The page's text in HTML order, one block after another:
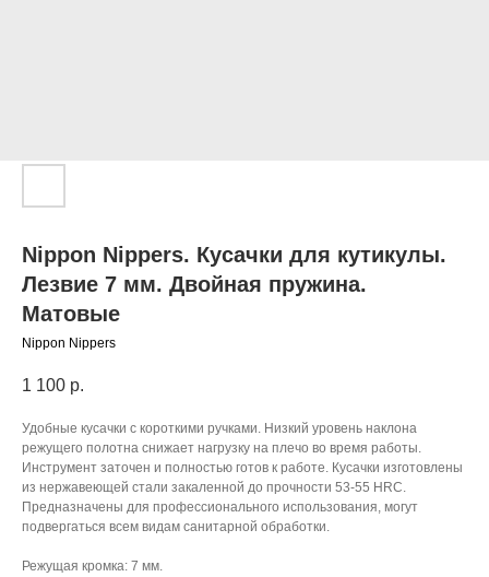
Nippon Nippers. Кусачки для кутикулы.
Лезвие 7 мм. Двойная пружина.
Матовые
Nippon Nippers
1 100 р.
Удобные кусачки с короткими ручками. Низкий уровень наклона
режущего полотна снижает нагрузку на плечо во время работы.
Инструмент заточен и полностью готов к работе. Кусачки изготовлены
из нержавеющей стали закаленной до прочности 53-55 HRC.
Предназначены для профессионального использования, могут
подвергаться всем видам санитарной обработки.
Режущая кромка: 7 мм.